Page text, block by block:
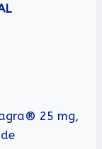
25 mg,